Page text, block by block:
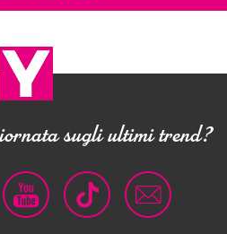
e come ottenerla
sugli ultimi trend?